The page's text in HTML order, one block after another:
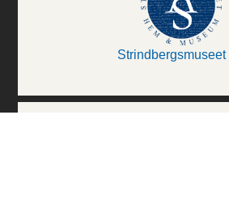
Strindbergsmuseet